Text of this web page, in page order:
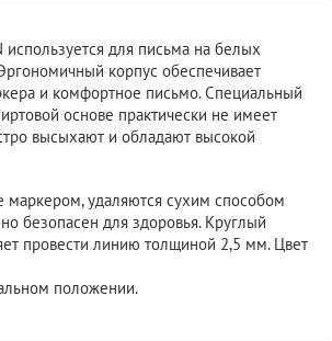
используется для письма на белых
корпус обеспечивает
и комфортное письмо. Специальный
основе практически не имеет
высыхают и обладают высокой
маркером, удаляются сухим способом
безопасен для здоровья. Круглый
провести линию толщиной 2,5 мм. Цвет
положении.